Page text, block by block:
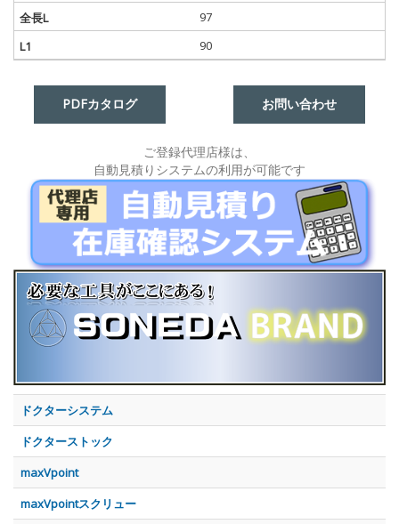
97
90
PDFカタログ お問い合わせ
ご登録代理店様は、
自動見積りシステムの利用が可能です
ドクターシステム
ドクターストック
maxVpoint
maxVpointスクリュー